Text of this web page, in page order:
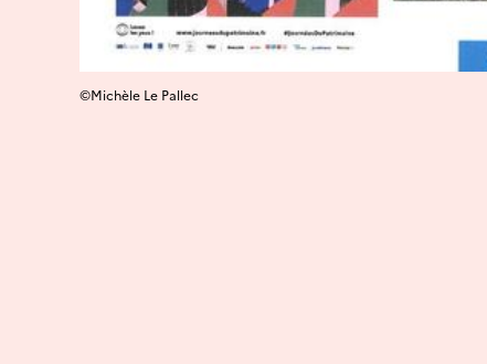
©Michèle Le Pallec